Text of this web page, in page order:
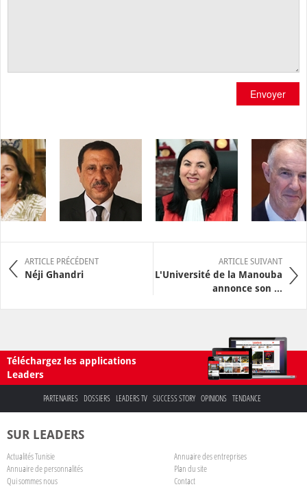
Envoyer
ARTICLE PRÉCÉDENT
Néji Ghandri
ARTICLE SUIVANT
L'Université de la Manouba
annonce son ...
Téléchargez les applications
Leaders
PARTENAIRES DOSSIERS LEADERS TV SUCCESS STORY OPINIONS TENDANCE
SUR LEADERS
Actualités Tunisie
Annuaire des entreprises
Annuaire de personnalités
Plan du site
Qui sommes nous
Contact